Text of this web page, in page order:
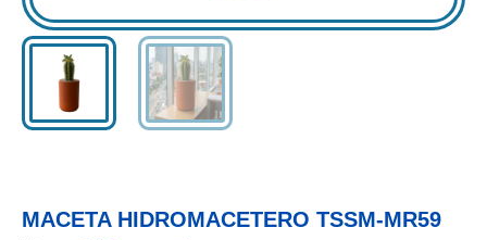
MACETA HIDROMACETERO TSSM-MR59